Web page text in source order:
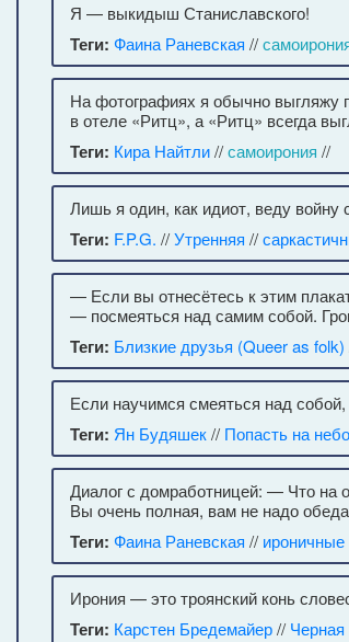
Я — выкидыш Станиславского!
Теги: Фаина Раневская //
На фотографиях я обычно выгляжу
в отеле «Ритц», а «Ритц» всегда
Теги: Кира Найтли//самоирония //
Лишь я один, как идиот, веду
Теги: F.P.G. //Утренняя //
— Если вы отнесётесь к этим
— посмеяться над самим собой.
Теги: Близкие друзья (Queer as folk)
Если научимся смеяться над
Теги: Ян Будяшек// Попасть на
Диалог с домработницей: — Что
Вы очень полная, вам не надо
Теги: Фаина Раневская //
Ирония — это троянский конь
Теги: Карстен Бредемайер// Черная